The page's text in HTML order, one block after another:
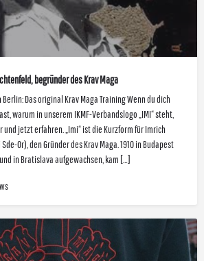
begründer des Krav Maga
Das original Krav Maga Training Wenn du dich
warum in unserem IKMF-Verbandslogo „IMI“ steht,
und jetzt erfahren. „Imi“ ist die Kurzform für Imrich
Or), den Gründer des Krav Maga. 1910 in Budapest
in Bratislava aufgewachsen, kam […]